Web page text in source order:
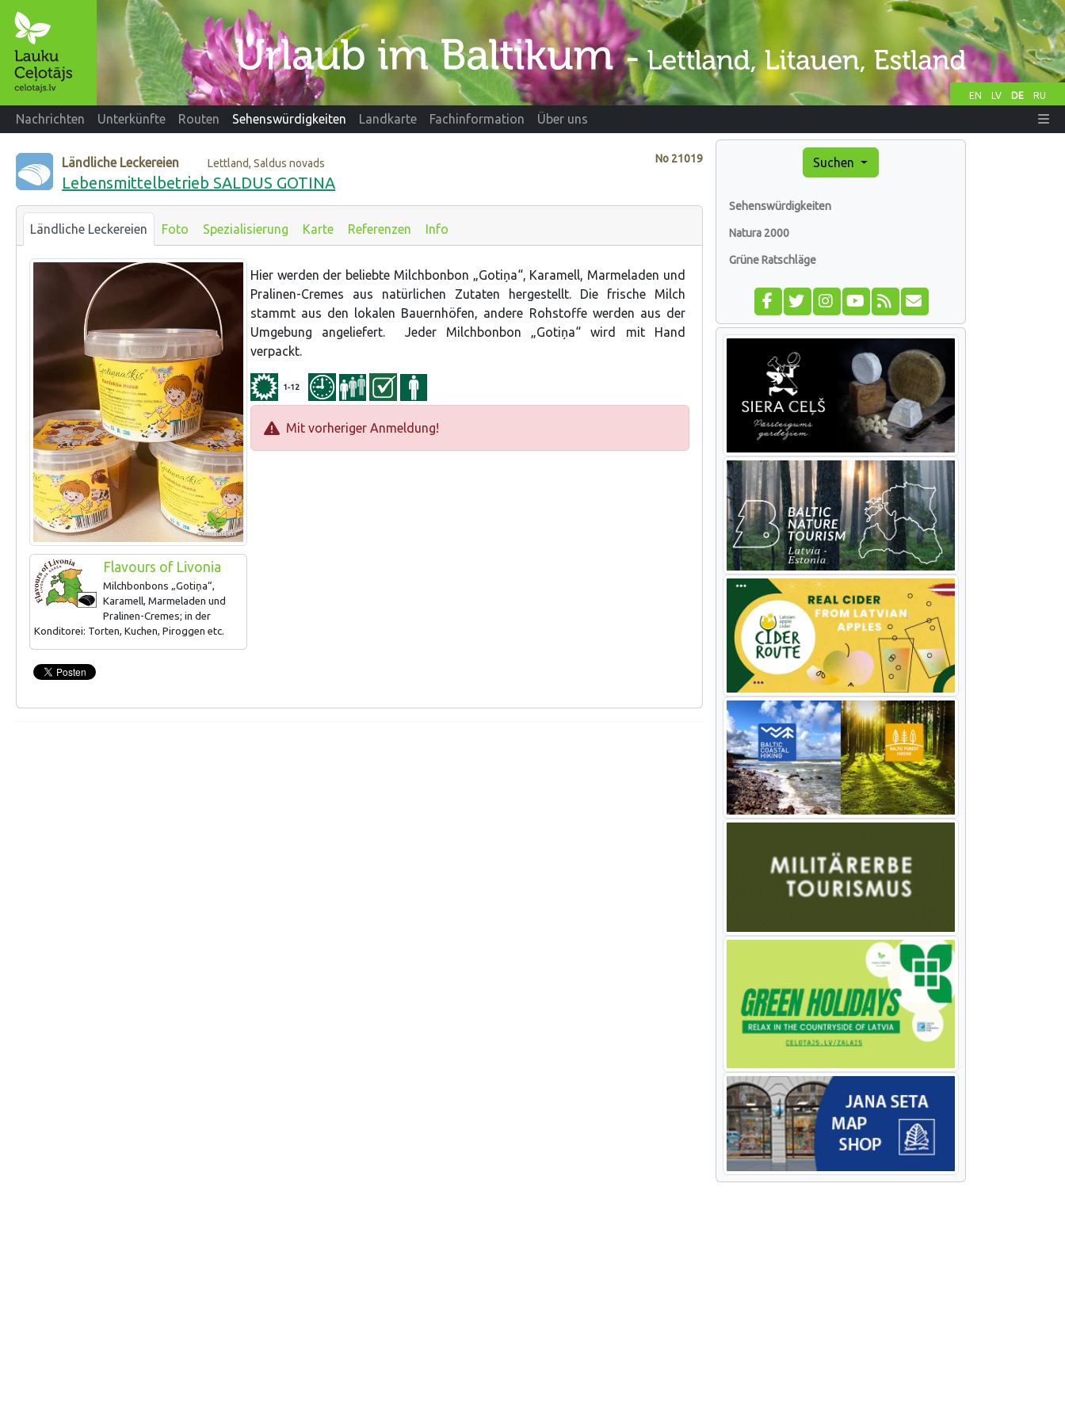
EN LV DE RU
Nachrichten Unterkünfte Routen Sehenswürdigkeiten Landkarte Fachinformation Über uns
No 21019
Ländliche Leckereien Lettland, Saldus novads
Lebensmittelbetrieb SALDUS GOTINA
Ländliche Leckereien Foto Spezialisierung Karte Referenzen Info
Flavours of Livonia
Milchbonbons „Gotiņa“,
Karamell, Marmeladen und
Pralinen-Cremes; in der
Konditorei: Torten, Kuchen, Piroggen etc.
Hier werden der beliebte Milchbonbon „Gotiņa“, Karamell, Marmeladen und
Pralinen-Cremes aus natürlichen Zutaten hergestellt. Die frische Milch
stammt aus den lokalen Bauernhöfen, andere Rohstoffe werden aus der
Umgebung angeliefert. Jeder Milchbonbon „Gotiņa“ wird mit Hand
verpackt.
1-12
Mit vorheriger Anmeldung!
Suchen
Sehenswürdigkeiten
Natura 2000
Grüne Ratschläge